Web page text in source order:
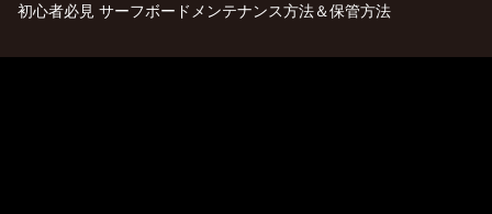
初心者必見 サーフボードメンテナンス方法＆保管方法